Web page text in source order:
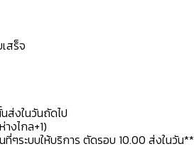
สร็จ
ส่งในวันถัดไป
งไกล+1)
ๆระบบให้บริการ ตัดรอบ 10.00 ส่งในวัน**